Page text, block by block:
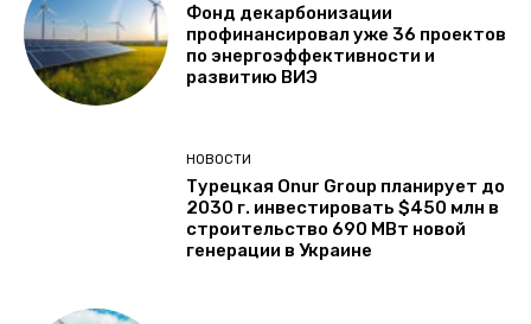
Фонд декарбонизации
профинансировал уже 36 проектов
по энергоэффективности и
развитию ВИЭ
НОВОСТИ
Турецкая Onur Group планирует до
2030 г. инвестировать $450 млн в
строительство 690 МВт новой
генерации в Украине